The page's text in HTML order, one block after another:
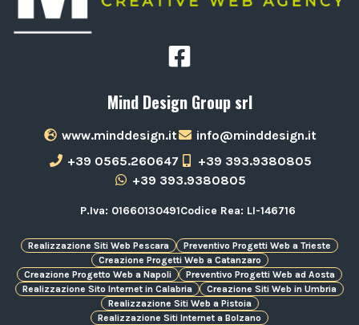
Mind Design Group srl
www.minddesign.it
info@minddesign.it
+39 0565.260647
+39 393.9380805
+39 393.9380805
P.Iva: 01660130491Codice Rea: LI-146716
Realizzazione Siti Web Pescara
Preventivo Progetti Web a Trieste
Creazione Progetti Web a Catanzaro
Creazione Progetto Web a Napoli
Preventivo Progetti Web ad Aosta
Realizzazione Sito Internet in Calabria
Creazione Siti Web in Umbria
Realizzazione Siti Web a Pistoia
Realizzazione Siti Internet a Bolzano